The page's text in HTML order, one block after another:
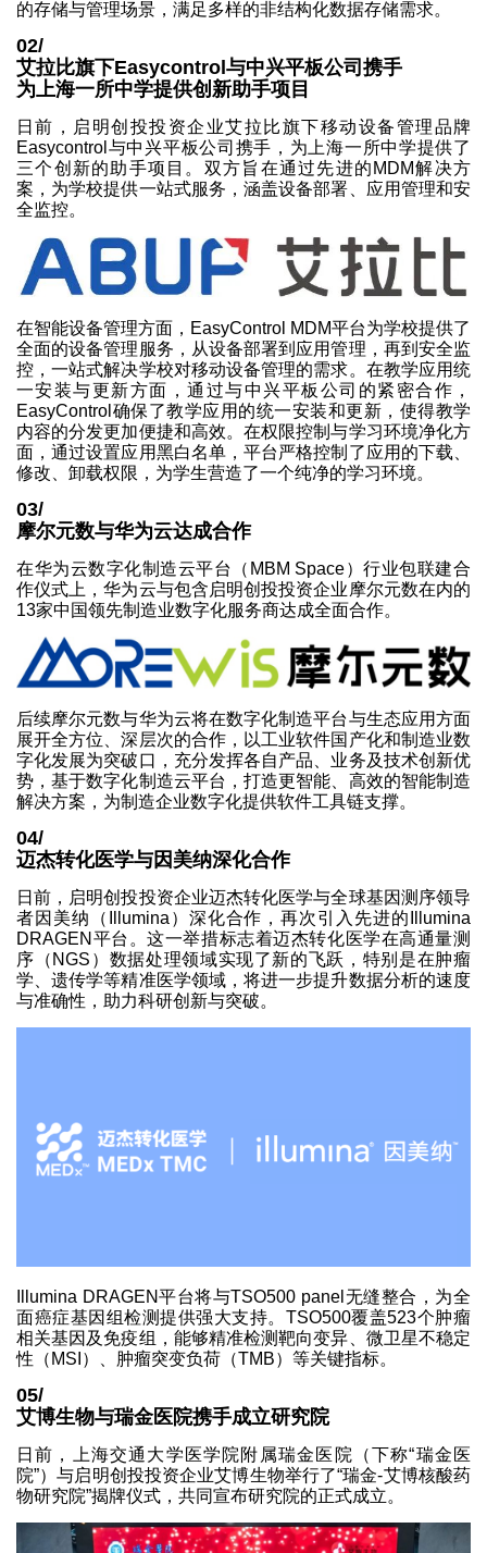
的存储与管理场景，满足多样的非结构化数据存储需求。
02/
艾拉比旗下Easycontrol与中兴平板公司携手
为上海一所中学提供创新助手项目
日前，启明创投投资企业艾拉比旗下移动设备管理品牌
Easycontrol与中兴平板公司携手，为上海一所中学提供了
三个创新的助手项目。双方旨在通过先进的MDM解决方
案，为学校提供一站式服务，涵盖设备部署、应用管理和安
全监控。
在智能设备管理方面，EasyControl MDM平台为学校提供了
全面的设备管理服务，从设备部署到应用管理，再到安全监
控，一站式解决学校对移动设备管理的需求。在教学应用统
一安装与更新方面，通过与中兴平板公司的紧密合作，
EasyControl确保了教学应用的统一安装和更新，使得教学
内容的分发更加便捷和高效。在权限控制与学习环境净化方
面，通过设置应用黑白名单，平台严格控制了应用的下载、
修改、卸载权限，为学生营造了一个纯净的学习环境。
03/
摩尔元数与华为云达成合作
在华为云数字化制造云平台（MBM Space）行业包联建合
作仪式上，华为云与包含启明创投投资企业摩尔元数在内的
13家中国领先制造业数字化服务商达成全面合作。
后续摩尔元数与华为云将在数字化制造平台与生态应用方面
展开全方位、深层次的合作，以工业软件国产化和制造业数
字化发展为突破口，充分发挥各自产品、业务及技术创新优
势，基于数字化制造云平台，打造更智能、高效的智能制造
解决方案，为制造企业数字化提供软件工具链支撑。
04/
迈杰转化医学与因美纳深化合作
日前，启明创投投资企业迈杰转化医学与全球基因测序领导
者因美纳（Illumina）深化合作，再次引入先进的Illumina
DRAGEN平台。这一举措标志着迈杰转化医学在高通量测
序（NGS）数据处理领域实现了新的飞跃，特别是在肿瘤
学、遗传学等精准医学领域，将进一步提升数据分析的速度
与准确性，助力科研创新与突破。
Illumina DRAGEN平台将与TSO500 panel无缝整合，为全
面癌症基因组检测提供强大支持。TSO500覆盖523个肿瘤
相关基因及免疫组，能够精准检测靶向变异、微卫星不稳定
性（MSI）、肿瘤突变负荷（TMB）等关键指标。
05/
艾博生物与瑞金医院携手成立研究院
日前，上海交通大学医学院附属瑞金医院（下称“瑞金医
院”）与启明创投投资企业艾博生物举行了“瑞金-艾博核酸药
物研究院”揭牌仪式，共同宣布研究院的正式成立。